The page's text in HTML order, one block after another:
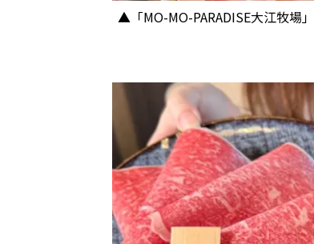
▲「MO-MO-PARADISE大江牧場